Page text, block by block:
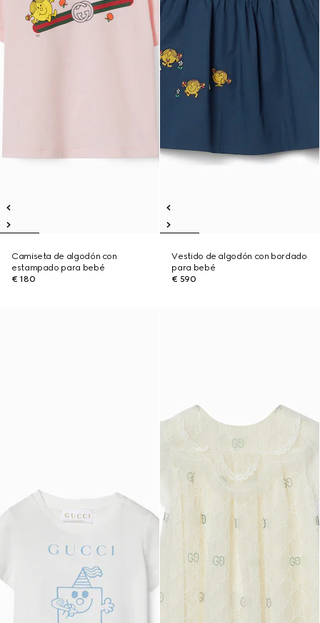
Camiseta de algodón con
estampado para bebé
€ 180
Vestido de algodón con bordado
para bebé
€ 590